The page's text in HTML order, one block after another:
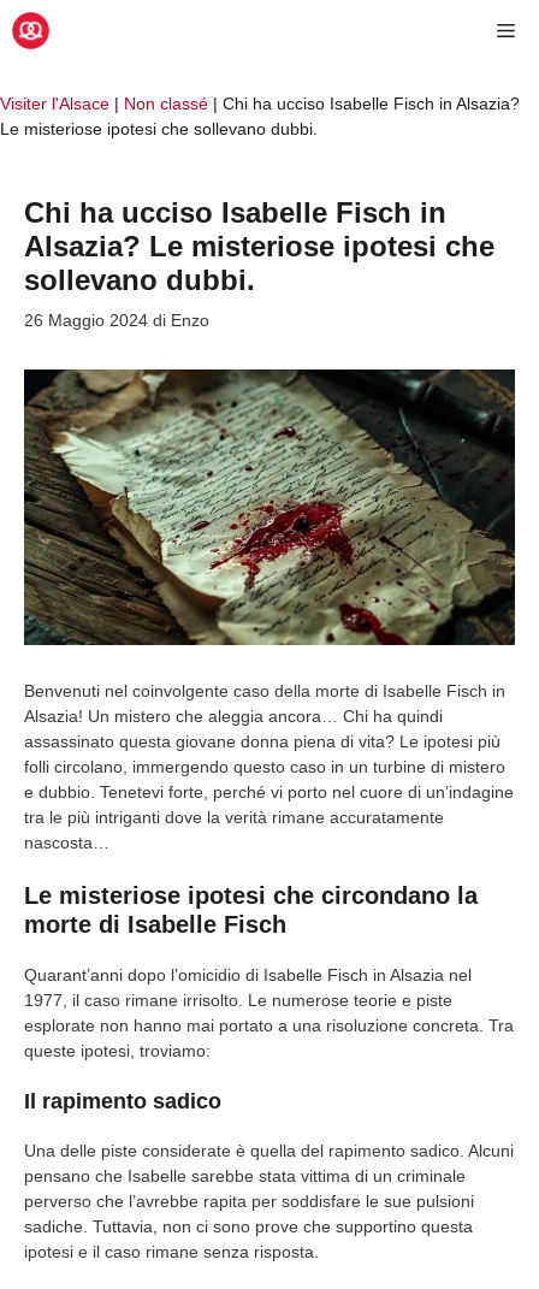
Vai
Visiter l'Alsace | Non classé | Chi ha ucciso Isabelle Fisch in Alsazia?
Le misteriose ipotesi che sollevano dubbi.
Chi ha ucciso Isabelle Fisch in
Alsazia? Le misteriose ipotesi che
sollevano dubbi.
26 Maggio 2024 di Enzo
Benvenuti nel coinvolgente caso della morte di Isabelle Fisch in
Alsazia! Un mistero che aleggia ancora… Chi ha quindi
assassinato questa giovane donna piena di vita? Le ipotesi più
folli circolano, immergendo questo caso in un turbine di mistero
e dubbio. Tenetevi forte, perché vi porto nel cuore di un’indagine
tra le più intriganti dove la verità rimane accuratamente
nascosta…
Le misteriose ipotesi che circondano la
morte di Isabelle Fisch
Quarant’anni dopo l’omicidio di Isabelle Fisch in Alsazia nel
1977, il caso rimane irrisolto. Le numerose teorie e piste
esplorate non hanno mai portato a una risoluzione concreta. Tra
queste ipotesi, troviamo:
Il rapimento sadico
Una delle piste considerate è quella del rapimento sadico. Alcuni
pensano che Isabelle sarebbe stata vittima di un criminale
perverso che l’avrebbe rapita per soddisfare le sue pulsioni
sadiche. Tuttavia, non ci sono prove che supportino questa
ipotesi e il caso rimane senza risposta.